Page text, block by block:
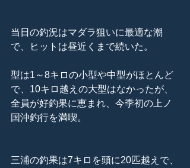
当日の釣況はマダラ狙いに最適な潮
で、ヒットは昼近くまで続いた。
型は1～8キロの小型や中型がほとんど
で、10キロ越えの大型はなかったが、
全員が好釣果に恵まれ、今季初の上ノ
国沖釣行を満喫。
三浦の釣果は7キロを頭に20匹越えで、